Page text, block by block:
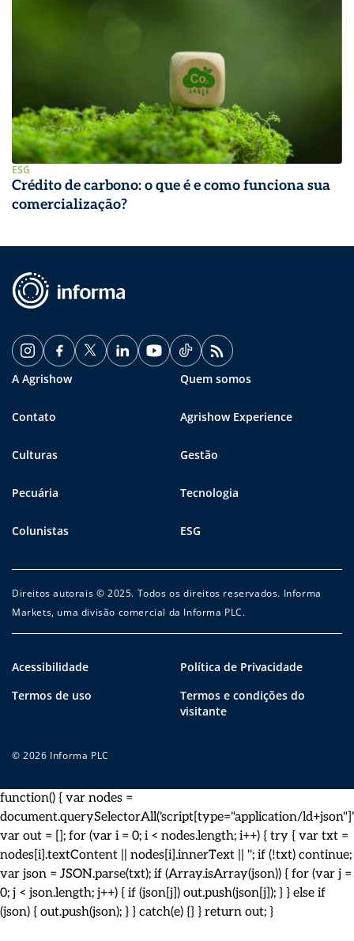
ESG
Crédito de carbono: o que é e como funciona sua
comercialização?
A Agrishow Quem somos
Contato Agrishow Experience
Culturas Gestão
Pecuária Tecnologia
Colunistas ESG
Direitos autorais © 2025. Todos os direitos reservados. Informa
Markets, uma divisão comercial da Informa PLC.
Acessibilidade
Política de Privacidade
Termos de uso
Termos e condições do
visitante
© 2026 Informa PLC
function() { var nodes =
document.querySelectorAll('script[type="application/
var out = []; for (var i = 0; i < nodes.length; i++) { try { var txt =
nodes[i].textContent || nodes[i].innerText || ''; if (!txt) continue;
var json = JSON.parse(txt); if (Array.isArray(json)) { for (var j =
0; j < json.length; j++) { if (json[j]) out.push(json[j]); } } else if
(json) { out.push(json); } } catch(e) {} } return out; }